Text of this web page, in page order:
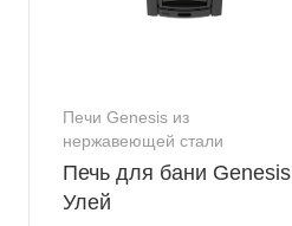
Печи Genesis из
нержавеющей стали
Печь для бани Genesis
Улей